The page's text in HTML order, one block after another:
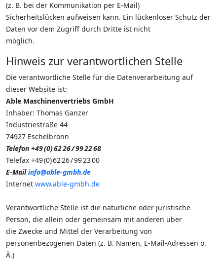
(z. B. bei der Kommunikation per E-Mail)
Sicherheitslücken aufweisen kann. Ein lückenloser Schutz der
Daten vor dem Zugriff durch Dritte ist nicht
möglich.
Hinweis zur verantwortlichen Stelle
Die verantwortliche Stelle für die Datenverarbeitung auf
dieser Website ist:
Able Maschinenvertriebs GmbH
Inhaber: Thomas Ganzer
Industriestraße 44
74927 Eschelbronn
Telefon +49 (0) 62 26 / 99 22 68
Telefax +49 (0) 62 26 / 99 23 00
E-Mail info@able-gmbh.de
Internet www.able-gmbh.de
Verantwortliche Stelle ist die natürliche oder juristische
Person, die allein oder gemeinsam mit anderen über
die Zwecke und Mittel der Verarbeitung von
personenbezogenen Daten (z. B. Namen, E-Mail-Adressen o.
Ä.)